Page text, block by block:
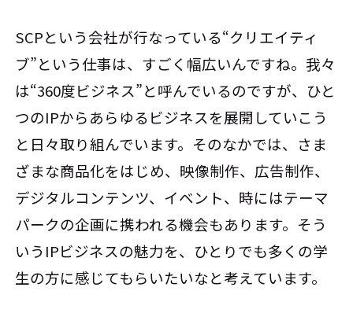
SCPという会社が行なっている“クリエイティ
ブ”という仕事は、すごく幅広いんですね。我々
は“360度ビジネス”と呼んでいるのですが、ひと
つのIPからあらゆるビジネスを展開していこう
と日々取り組んでいます。そのなかでは、さま
ざまな商品化をはじめ、映像制作、広告制作、
デジタルコンテンツ、イベント、時にはテーマ
パークの企画に携われる機会もあります。そう
いうIPビジネスの魅力を、ひとりでも多くの学
生の方に感じてもらいたいなと考えています。